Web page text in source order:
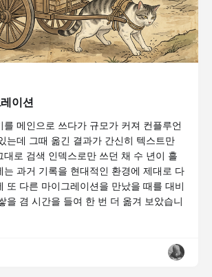
이션
를 메인으로 쓰다가 규모가 커져 컨플루언
는데 그때 옮긴 결과가 간신히 텍스트만
대로 검색 인덱스로만 쓰던 채 수 년이 흘
는 과거 기록을 현대적인 환경에 제대로 다
또 다른 마이그레이션을 만났을 때를 대비
을 겸 시간을 들여 한 번 더 옮겨 보았습니